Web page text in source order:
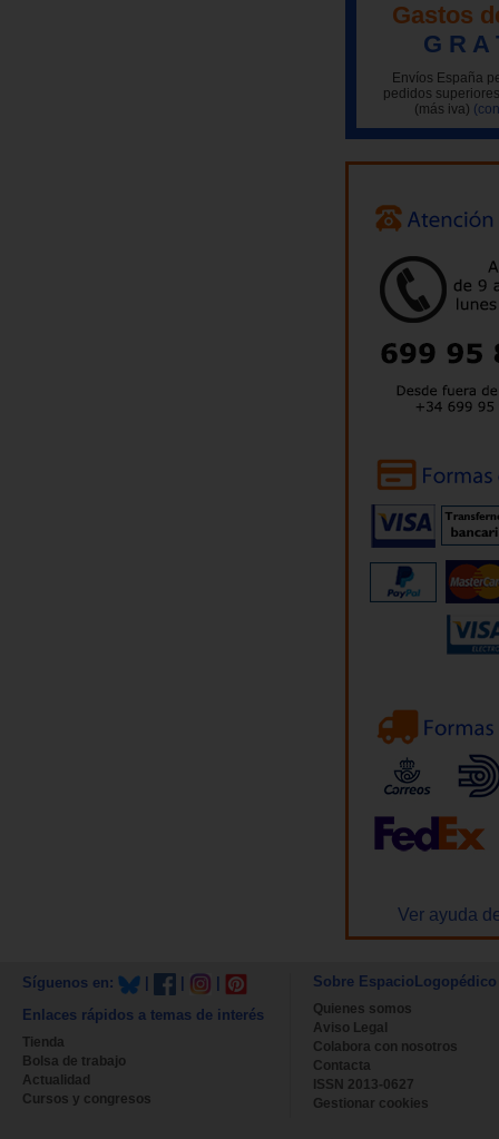
Gastos
G R A
Envíos España
pedidos
(más iva)
Ver ayuda
Síguenos en:
Enlaces rápidos a temas de interés
Tienda
Bolsa de trabajo
Actualidad
Cursos y congresos
Sobre EspacioLogopédico
Quienes somos
Aviso Legal
Colabora con nosotros
Contacta
ISSN 2013-0627
Gestionar cookies